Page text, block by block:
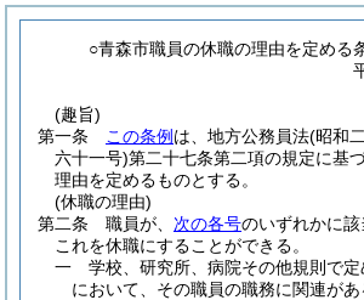
○青森市職員の休職の理由を定める
(趣旨)
第一条
この条例 は、地方公務員法(昭和
六十一号)第二十七条第二項の規定に基
理由を定めるものとする。
(休職の理由)
第二条
職員が、 次の各号のいずれかに該
これを休職にすることができる。
一
学校、研究所、病院その他規則で
において、その職員の職務に関連が